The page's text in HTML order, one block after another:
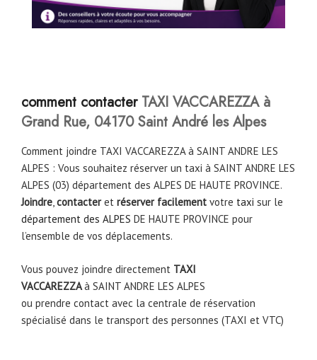
comment contacter TAXI VACCAREZZA à
Grand Rue, 04170 Saint André les Alpes
Comment joindre TAXI VACCAREZZA à SAINT ANDRE LES
ALPES : Vous souhaitez réserver un taxi à SAINT ANDRE LES
ALPES (03) département des ALPES DE HAUTE PROVINCE.
Joindre,contacteret réserver facilement votre taxi sur le
département des ALPES DE HAUTE PROVINCE pour
l’ensemble de vos déplacements.
Vous pouvez joindre directement TAXI
VACCAREZZAà SAINT ANDRE LES ALPES
ou prendre contact avec la centrale de réservation
spécialisé dans le transport des personnes (TAXI et VTC)